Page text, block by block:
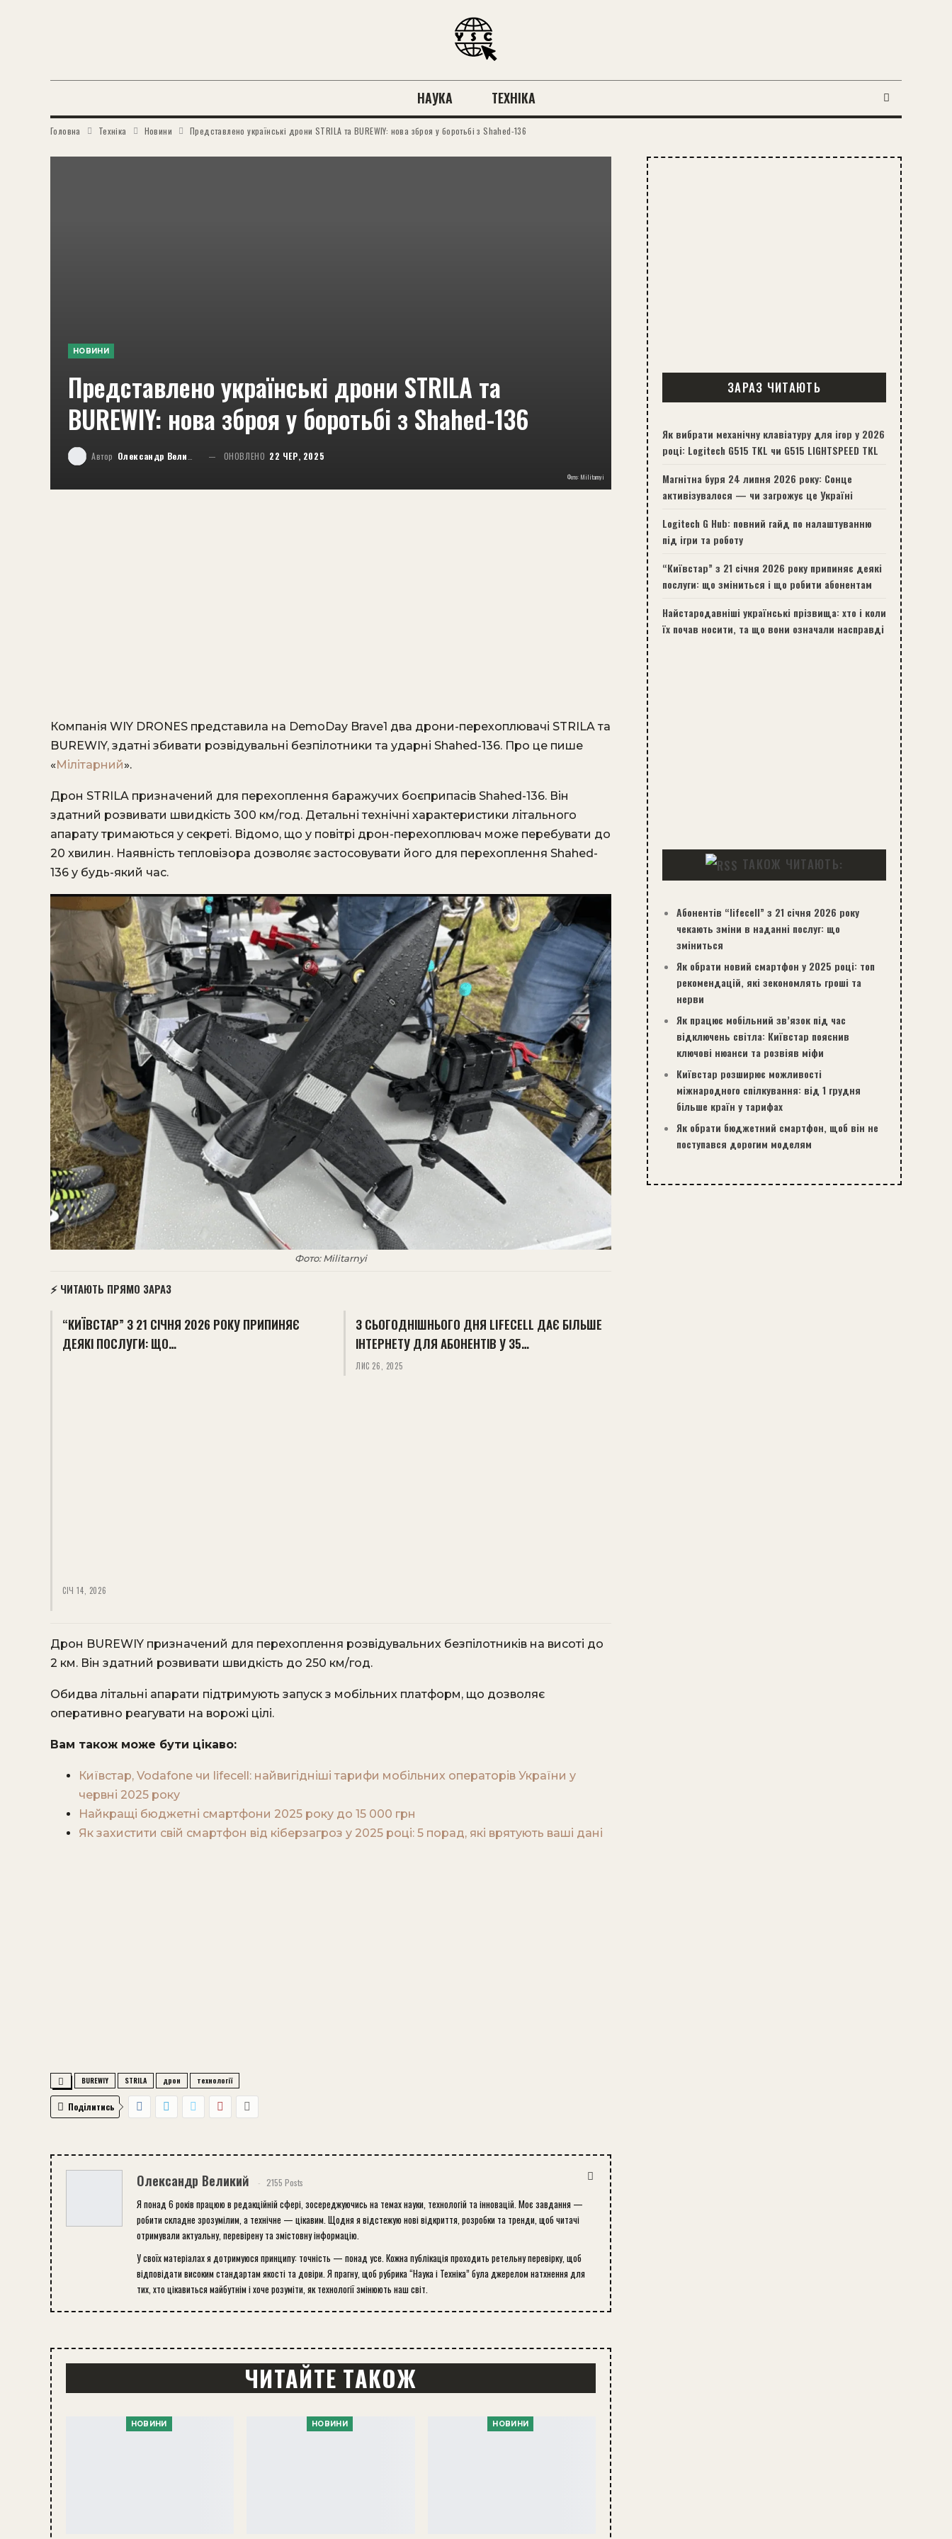
НАУКА ТЕХНІКА
Головна Техніка Новини Представлено українські дрони STRILA та BUREWIY: нова зброя у боротьбі з Shahed-136
НОВИНИ
Представлено українські дрони STRILA та
BUREWIY: нова зброя у боротьбі з Shahed-136
Автор Олександр Великий ОНОВЛЕНО 22 ЧЕР, 2025
Фото: Militarnyi
Компанія WIY DRONES представила на DemoDay Brave1 два дрони-перехоплювачі STRILA та
BUREWIY, здатні збивати розвідувальні безпілотники та ударні Shahed-136. Про це пише
«Мілітарний».
Дрон STRILA призначений для перехоплення баражучих боєприпасів Shahed-136. Він
здатний розвивати швидкість 300 км/год. Детальні технічні характеристики літального
апарату тримаються у секреті. Відомо, що у повітрі дрон-перехоплювач може перебувати до
20 хвилин. Наявність тепловізора дозволяє застосовувати його для перехоплення Shahed-
136 у будь-який час.
Фото: Militarnyi
⚡ ЧИТАЮТЬ ПРЯМО ЗАРАЗ
“КИЇВСТАР” З 21 СІЧНЯ 2026 РОКУ ПРИПИНЯЄ
ДЕЯКІ ПОСЛУГИ: ЩО…
СІЧ 14, 2026
З СЬОГОДНІШНЬОГО ДНЯ LIFECELL ДАЄ БІЛЬШЕ
ІНТЕРНЕТУ ДЛЯ АБОНЕНТІВ У 35…
ЛИС 26, 2025
Дрон BUREWIY призначений для перехоплення розвідувальних безпілотників на висоті до
2 км. Він здатний розвивати швидкість до 250 км/год.
Обидва літальні апарати підтримують запуск з мобільних платформ, що дозволяє
оперативно реагувати на ворожі цілі.
Вам також може бути цікаво:
Київстар, Vodafone чи lifecell: найвигідніші тарифи мобільних операторів України у
червні 2025 року
Найкращі бюджетні смартфони 2025 року до 15 000 грн
Як захистити свій смартфон від кіберзагроз у 2025 році: 5 порад, які врятують ваші дані
BUREWIY STRILA дрон технології
Поділитись
Олександр Великий 2155 Posts
Я понад 6 років працюю в редакційній сфері, зосереджуючись на темах науки, технологій та інновацій. Моє завдання —
робити складне зрозумілим, а технічне — цікавим. Щодня я відстежую нові відкриття, розробки та тренди, щоб читачі
отримували актуальну, перевірену та змістовну інформацію.
У своїх матеріалах я дотримуюся принципу: точність — понад усе. Кожна публікація проходить ретельну перевірку, щоб
відповідати високим стандартам якості та довіри. Я прагну, щоб рубрика “Наука і Техніка” була джерелом натхнення для
тих, хто цікавиться майбутнім і хоче розуміти, як технології змінюють наш світ.
ЧИТАЙТЕ ТАКОЖ
НОВИНИ НОВИНИ НОВИНИ
ЗАРАЗ ЧИТАЮТЬ
Як вибрати механічну клавіатуру для ігор у 2026
році: Logitech G515 TKL чи G515 LIGHTSPEED TKL
Магнітна буря 24 липня 2026 року: Сонце
активізувалося — чи загрожує це Україні
Logitech G Hub: повний гайд по налаштуванню
під ігри та роботу
“Київстар” з 21 січня 2026 року припиняє деякі
послуги: що зміниться і що робити абонентам
Найстародавніші українські прізвища: хто і коли
їх почав носити, та що вони означали насправді
ТАКОЖ ЧИТАЮТЬ:
Абонентів “lifecell” з 21 січня 2026 року
чекають зміни в наданні послуг: що
зміниться
Як обрати новий смартфон у 2025 році: топ
рекомендацій, які зекономлять гроші та
нерви
Як працює мобільний зв’язок під час
відключень світла: Київстар пояснив
ключові нюанси та розвіяв міфи
Київстар розширює можливості
міжнародного спілкування: від 1 грудня
більше країн у тарифах
Як обрати бюджетний смартфон, щоб він не
поступався дорогим моделям